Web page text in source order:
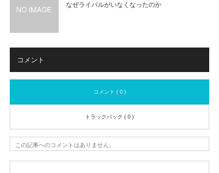
なぜライバルがいなくなったのか
コメント
コメント ( 0 )
トラックバック ( 0 )
この記事へのコメントはありません。